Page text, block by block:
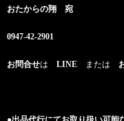
おたからの翔 宛
0947-42-2901
お問合せは LINE または